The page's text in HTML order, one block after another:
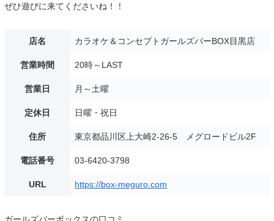
ぜひ遊びに来てくださいね！！
店名 カラオケ＆コンセプトガールズバーBOX目黒店
営業時間 20時～LAST
営業日 月～土曜
定休日 日曜・祝日
住所 東京都品川区上大崎2-26-5 メグロードビル2F
電話番号 03-6420-3798
URL https://box-meguro.com